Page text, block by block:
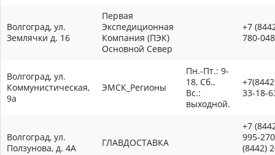
Волгоград, ул.
Землячки д. 16
Первая
Экспедиционная
Компания (ПЭК)
Основной Север
+7
780-048
Волгоград, ул.
Коммунистическая,
9а
ЭМСК_Регионы
Пн.-Пт.: 9-
18, Сб.,
Вс.:
выходной.
33-18-
Волгоград, ул.
Ползунова, д. 4А
ГЛАВДОСТАВКА
+7
995-
(8442)